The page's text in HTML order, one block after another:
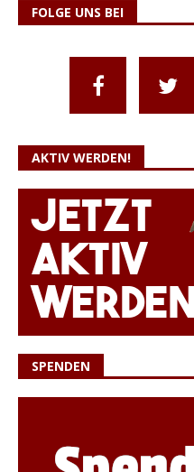
FOLGE UNS BEI
AKTIV WERDEN!
SPENDEN